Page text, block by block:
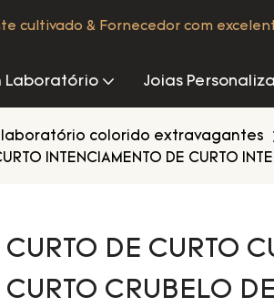
cultivado & Fornecedor com
Laboratório Joias
laboratório colorido extravagantes
INTENCIAMENTO DE CURTO
CURTO DE CURTO
CURTO CRUBELO